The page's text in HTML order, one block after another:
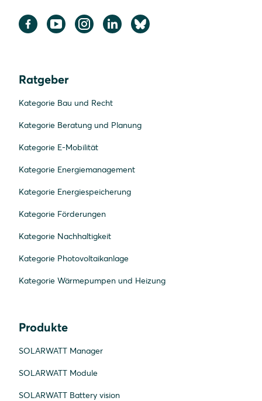
Ratgeber
Kategorie Bau und Recht
Kategorie Beratung und Planung
Kategorie E-Mobilität
Kategorie Energiemanagement
Kategorie Energiespeicherung
Kategorie Förderungen
Kategorie Nachhaltigkeit
Kategorie Photovoltaikanlage
Kategorie Wärmepumpen und Heizung
Produkte
SOLARWATT Manager
SOLARWATT Module
SOLARWATT Battery vision